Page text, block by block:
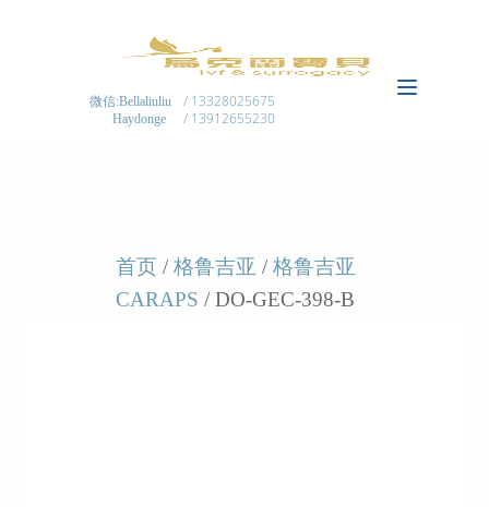
微信:Bellaliuliu
Haydonge
/ 13328025675
/ 13912655230
首页 / 格鲁吉亚 / 格鲁吉亚
CARAPS / DO-GEC-398-B